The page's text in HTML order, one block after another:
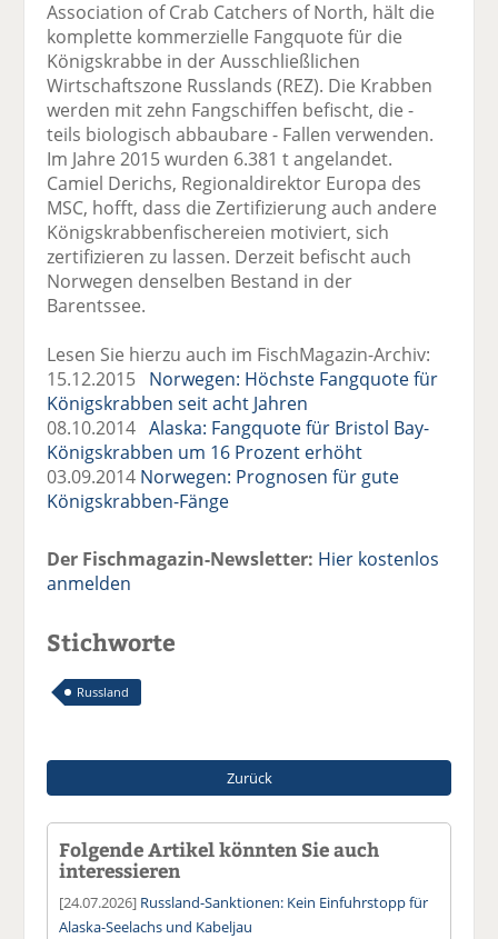
Association of Crab Catchers of North, hält die
komplette kommerzielle Fangquote für die
Königskrabbe in der Ausschließlichen
Wirtschaftszone Russlands (REZ). Die Krabben
werden mit zehn Fangschiffen befischt, die -
teils biologisch abbaubare - Fallen verwenden.
Im Jahre 2015 wurden 6.381 t angelandet.
Camiel Derichs, Regionaldirektor Europa des
MSC, hofft, dass die Zertifizierung auch andere
Königskrabbenfischereien motiviert, sich
zertifizieren zu lassen. Derzeit befischt auch
Norwegen denselben Bestand in der
Barentssee.
Lesen Sie hierzu auch im FischMagazin-Archiv:
15.12.2015 Norwegen: Höchste Fangquote für
Königskrabben seit acht Jahren
08.10.2014Alaska: Fangquote für Bristol Bay-
Königskrabben um 16 Prozent erhöht
03.09.2014 Norwegen: Prognosen für gute
Königskrabben-Fänge
Der Fischmagazin-Newsletter: Hier kostenlos
anmelden
Stichworte
Russland
Zurück
Folgende Artikel könnten Sie auch
interessieren
[24.07.2026] Russland-Sanktionen: Kein Einfuhrstopp für
Alaska-Seelachs und Kabeljau